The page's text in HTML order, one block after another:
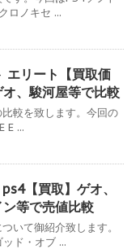
ロノキセ ...
エリート【買取価
、駿河屋等で比較
較を致します。今回の
E ...
【買取】ゲオ、
等で売値比較
いて御紹介致します。
ド・オブ ...